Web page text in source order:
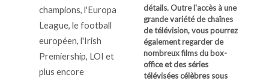
champions, l'Europa
League, le football
européen, l'Irish
Premiership, LOI et
plus encore
détails.Outre l'accès à une
grande variété de chaînes
de télévision, vous pourrez
également regarder de
nombreux films du box-
office et des séries
télévisées célèbres sous